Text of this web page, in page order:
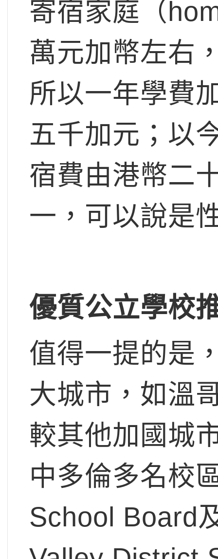
寄宿家庭（
萬元加幣左右
所以一年學費
五千加元；以
宿費由港幣二
一，可以說是
優質公立學校
值得一提的是
大城市，如溫
較其他加國城
中多倫多名校
School Board